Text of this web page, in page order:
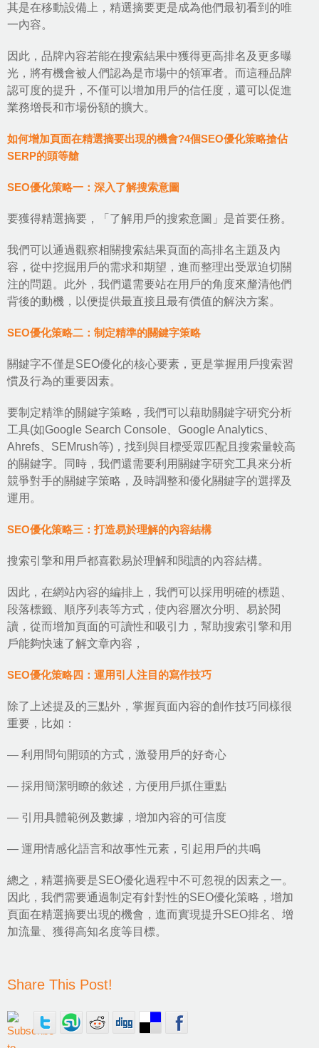
其是在移動設備上，精選摘要更是成為他們最初看到的唯
一內容。
因此，品牌內容若能在搜索結果中獲得更高排名及更多曝
光，將有機會被人們認為是市場中的領軍者。而這種品牌
認可度的提升，不僅可以增加用戶的信任度，還可以促進
業務增長和市場份額的擴大。
如何增加頁面在精選摘要出現的機會?4個SEO優化策略搶佔
SERP的頭等艙
SEO優化策略一：深入了解搜索意圖
要獲得精選摘要，「了解用戶的搜索意圖」是首要任務。
我們可以通過觀察相關搜索結果頁面的高排名主題及內
容，從中挖掘用戶的需求和期望，進而整理出受眾迫切關
注的問題。此外，我們還需要站在用戶的角度來釐清他們
背後的動機，以便提供最直接且最有價值的解決方案。
SEO優化策略二：制定精準的關鍵字策略
關鍵字不僅是SEO優化的核心要素，更是掌握用戶搜索習
慣及行為的重要因素。
要制定精準的關鍵字策略 ，我們可以藉助關鍵字研究分析
工具(如Google Search Console、Google Analytics、
Ahrefs、SEMrush等)，找到與目標受眾匹配且搜索量較高
的關鍵字。同時，我們還需要利用關鍵字研究工具來分析
競爭對手的關鍵字策略，及時調整和優化關鍵字的選擇及
運用。
SEO優化策略三：打造易於理解的內容結構
搜索引擎和用戶都喜歡易於理解和閱讀的內容結構。
因此，在網站內容的編排上，我們可以採用明確的標題、
段落標籤、順序列表等方式，使內容層次分明、易於閱
讀，從而增加頁面的可讀性和吸引力，幫助搜索引擎和用
戶能夠快速了解文章內容，
SEO優化策略四：運用引人注目的寫作技巧
除了上述提及的三點外，掌握頁面內容的創作技巧同樣很
重要，比如：
— 利用問句開頭的方式，激發用戶的好奇心
— 採用簡潔明瞭的敘述，方便用戶抓住重點
— 引用具體範例及數據，增加內容的可信度
— 運用情感化語言和故事性元素，引起用戶的共鳴
總之，精選摘要是SEO優化過程中不可忽視的因素之一。
因此，我們需要通過制定有針對性的SEO優化策略，增加
頁面在精選摘要出現的機會，進而實現提升SEO排名、增
加流量、獲得高知名度等目標。
Share This Post!